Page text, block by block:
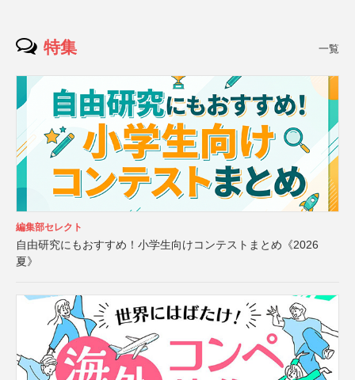
特集 一覧
編集部セレクト
自由研究にもおすすめ！小学生向けコンテストまとめ《2026
夏》